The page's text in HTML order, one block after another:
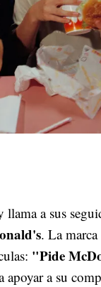
a sus
. La
"Pide
a su